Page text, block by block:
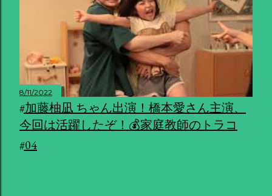
8/11/2022
#加藤柚凪 ちゃん出演！橋本愛さん主演、
今回は活躍したぞ！💰家庭教師のトラコ
#04